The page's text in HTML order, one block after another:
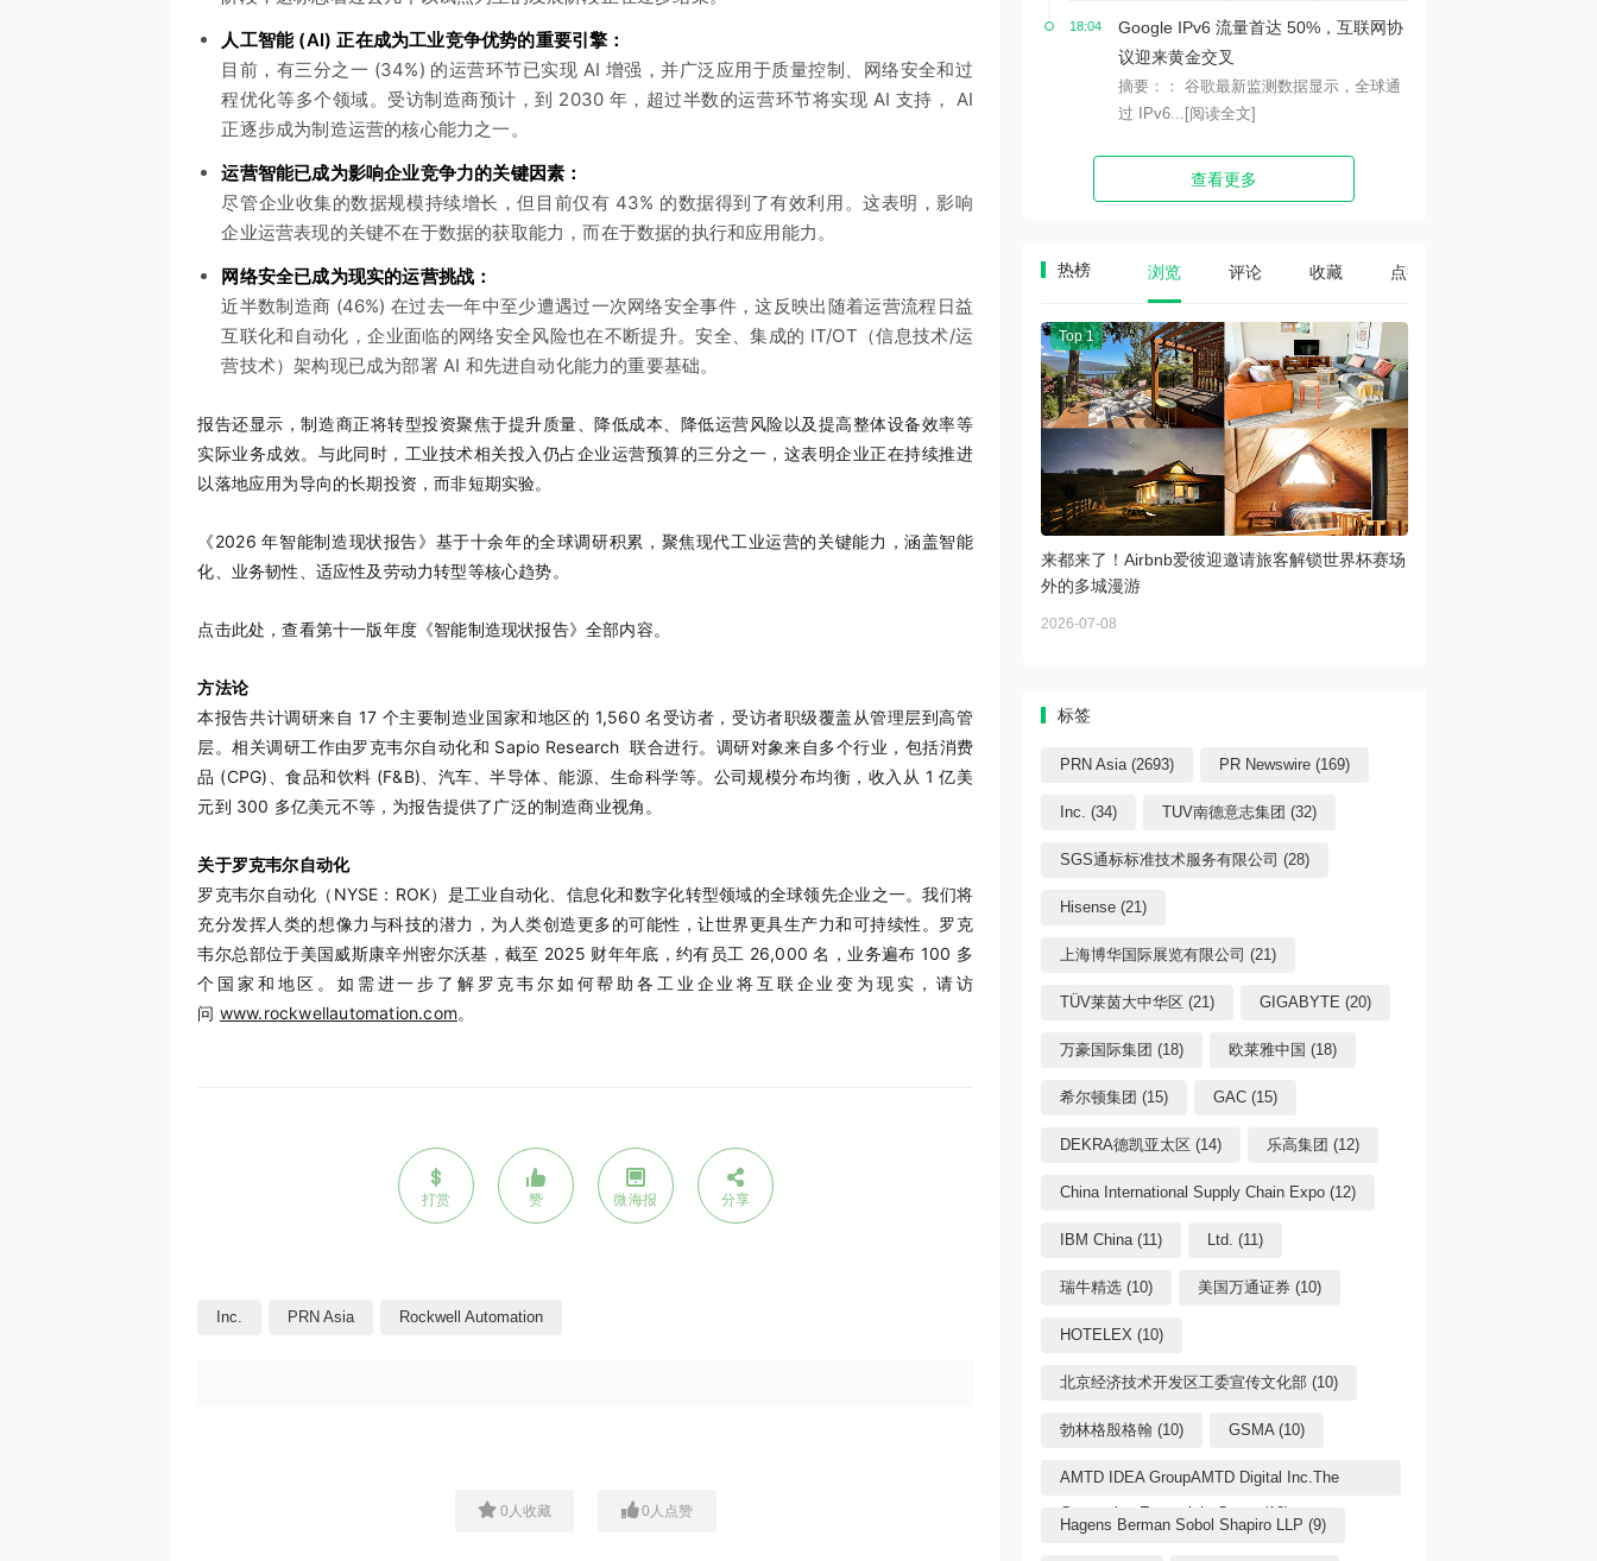
人工智能(AI)正在成为工业竞争优势的重要引擎：
目前，有三分之一 (34%) 的运营环节已实现 AI 增强，并广泛应用于质量控制、网络安全和过
程优化等多个领域。受访制造商预计，到 2030 年，超过半数的运营环节将实现 AI 支持， AI
正逐步成为制造运营的核心能力之一。
运营智能已成为影响企业竞争力的关键因素：
尽管企业收集的数据规模持续增长，但目前仅有 43% 的数据得到了有效利用。这表明，影响
企业运营表现的关键不在于数据的获取能力，而在于数据的执行和应用能力。
网络安全已成为现实的运营挑战：
近半数制造商 (46%) 在过去一年中至少遭遇过一次网络安全事件，这反映出随着运营流程日益
互联化和自动化，企业面临的网络安全风险也在不断提升。安全、集成的 IT/OT（信息技术/运
营技术）架构现已成为部署 AI 和先进自动化能力的重要基础。
报告还显示，制造商正将转型投资聚焦于提升质量、降低成本、降低运营风险以及提高整体设备效率等
实际业务成效。与此同时，工业技术相关投入仍占企业运营预算的三分之一，这表明企业正在持续推进
以落地应用为导向的长期投资，而非短期实验。
《2026 年智能制造现状报告》基于十余年的全球调研积累，聚焦现代工业运营的关键能力，涵盖智能
化、业务韧性、适应性及劳动力转型等核心趋势。
点击此处，查看第十一版年度《智能制造现状报告》全部内容。
方法论
本报告共计调研来自 17 个主要制造业国家和地区的 1,560 名受访者，受访者职级覆盖从管理层到高管
层。相关调研工作由罗克韦尔自动化和 Sapio Research 联合进行。调研对象来自多个行业，包括消费
品 (CPG)、食品和饮料 (F&B)、汽车、半导体、能源、生命科学等。公司规模分布均衡，收入从 1 亿美
元到 300 多亿美元不等，为报告提供了广泛的制造商业视角。
关于罗克韦尔自动化
罗克韦尔自动化（NYSE：ROK）是工业自动化、信息化和数字化转型领域的全球领先企业之一。我们将
充分发挥人类的想像力与科技的潜力，为人类创造更多的可能性，让世界更具生产力和可持续性。罗克
韦尔总部位于美国威斯康辛州密尔沃基，截至 2025 财年年底，约有员工 26,000 名，业务遍布 100 多
个国家和地区。如需进一步了解罗克韦尔如何帮助各工业企业将互联企业变为现实，请访
问 www.rockwellautomation.com。
打赏 赞 微海报 分享
Inc. PRN Asia Rockwell Automation
0 人收藏 0 人点赞
18:04
Google IPv6 流量首达 50%，互联网协
议迎来黄金交叉
摘要：： 谷歌最新监测数据显示，全球通
过 IPv6... [阅读全文]
查看更多
热榜 浏览 评论 收藏 点赞
Top 1
来都来了！Airbnb爱彼迎邀请旅客解锁世界杯赛场
外的多城漫游
2026-07-08
标签
PRN Asia (2693) PR Newswire (169)
Inc. (34) TUV南德意志集团 (32)
SGS通标标准技术服务有限公司 (28)
Hisense (21)
上海博华国际展览有限公司 (21)
TÜV莱茵大中华区 (21) GIGABYTE (20)
万豪国际集团 (18) 欧莱雅中国 (18)
希尔顿集团 (15) GAC (15)
DEKRA德凯亚太区 (14) 乐高集团 (12)
China International Supply Chain Expo (12)
IBM China (11) Ltd. (11)
瑞牛精选 (10) 美国万通证券 (10)
HOTELEX (10)
北京经济技术开发区工委宣传文化部 (10)
勃林格殷格翰 (10) GSMA (10)
AMTD IDEA GroupAMTD Digital Inc.The
Generation Essentials Group (10)
Hagens Berman Sobol Shapiro LLP (9)